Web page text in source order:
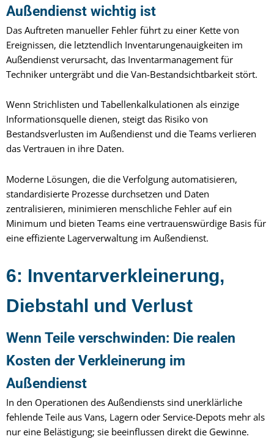
Außendienst wichtig ist
Das Auftreten manueller Fehler führt zu einer Kette von
Ereignissen, die letztendlich Inventarungenauigkeiten im
Außendienst verursacht, das Inventarmanagement für
Techniker untergräbt und die Van-Bestandsichtbarkeit stört.
Wenn Strichlisten und Tabellenkalkulationen als einzige
Informationsquelle dienen, steigt das Risiko von
Bestandsverlusten im Außendienst und die Teams verlieren
das Vertrauen in ihre Daten.
Moderne Lösungen, die die Verfolgung automatisieren,
standardisierte Prozesse durchsetzen und Daten
zentralisieren, minimieren menschliche Fehler auf ein
Minimum und bieten Teams eine vertrauenswürdige Basis für
eine effiziente Lagerverwaltung im Außendienst.
6: Inventarverkleinerung,
Diebstahl und Verlust
Wenn Teile verschwinden: Die realen
Kosten der Verkleinerung im
Außendienst
In den Operationen des Außendiensts sind unerklärliche
fehlende Teile aus Vans, Lagern oder Service-Depots mehr als
nur eine Belästigung; sie beeinflussen direkt die Gewinne.